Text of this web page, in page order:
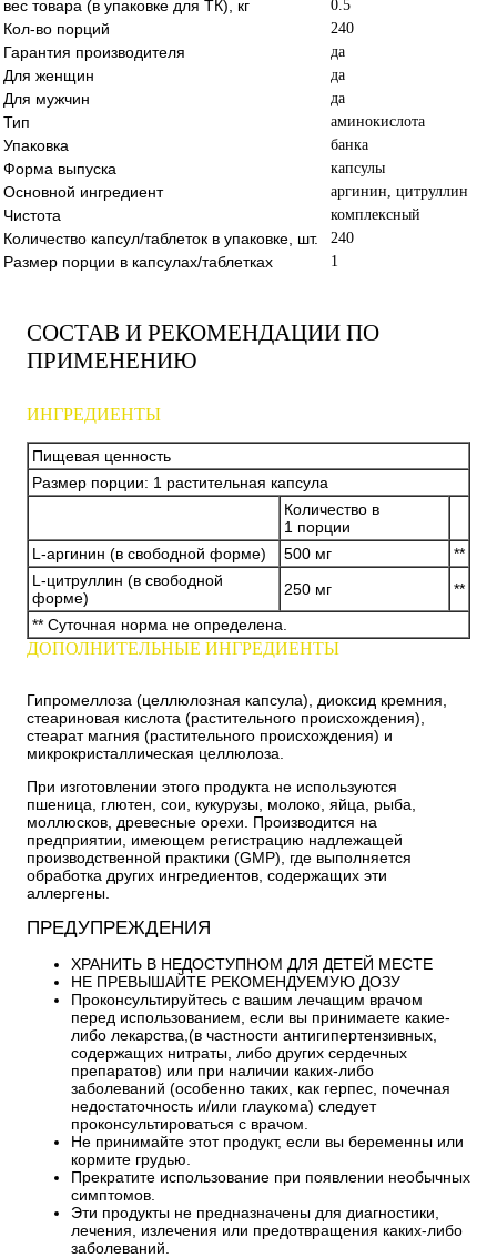
вес товара (в упаковке для ТК), кг 0.5
Кол-во порций 240
Гарантия производителя да
Для женщин да
Для мужчин да
Тип аминокислота
Упаковка банка
Форма выпуска капсулы
Основной ингредиент аргинин, цитруллин
Чистота комплексный
Количество капсул/таблеток в упаковке, шт. 240
Размер порции в капсулах/таблетках 1
СОСТАВ И РЕКОМЕНДАЦИИ ПО
ПРИМЕНЕНИЮ
ИНГРЕДИЕНТЫ
Пищевая ценность
Размер порции: 1 растительная капсула
Количество в
1 порции
L-аргинин (в свободной форме)
500 мг
**
L-цитруллин (в свободной
форме)
250 мг
**
** Суточная норма не определена.
ДОПОЛНИТЕЛЬНЫЕ ИНГРЕДИЕНТЫ
Гипромеллоза (целлюлозная капсула), диоксид кремния,
стеариновая кислота (растительного происхождения),
стеарат магния (растительного происхождения) и
микрокристаллическая целлюлоза.
При изготовлении этого продукта не используются
пшеница, глютен, сои, кукурузы, молоко, яйца, рыба,
моллюсков, древесные орехи. Производится на
предприятии, имеющем регистрацию надлежащей
производственной практики (GMP), где выполняется
обработка других ингредиентов, содержащих эти
аллергены.
ПРЕДУПРЕЖДЕНИЯ
ХРАНИТЬ В НЕДОСТУПНОМ ДЛЯ ДЕТЕЙ МЕСТЕ
НЕ ПРЕВЫШАЙТЕ РЕКОМЕНДУЕМУЮ ДОЗУ
Проконсультируйтесь с вашим лечащим врачом
перед использованием, если вы принимаете какие-
либо лекарства,(в частности антигипертензивных,
содержащих нитраты, либо других сердечных
препаратов) или при наличии каких-либо
заболеваний (особенно таких, как герпес, почечная
недостаточность и/или глаукома) следует
проконсультироваться с врачом.
Не принимайте этот продукт, если вы беременны или
кормите грудью.
Прекратите использование при появлении необычных
симптомов.
Эти продукты не предназначены для диагностики,
лечения, излечения или предотвращения каких-либо
заболеваний.